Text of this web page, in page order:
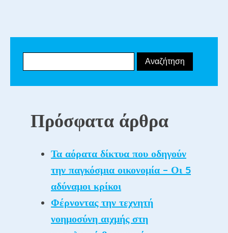
Πρόσφατα άρθρα
Τα αόρατα δίκτυα που οδηγούν
την παγκόσμια οικονομία – Οι 5
αδύναμοι κρίκοι
Φέρνοντας την τεχνητή
νοημοσύνη αιχμής στη